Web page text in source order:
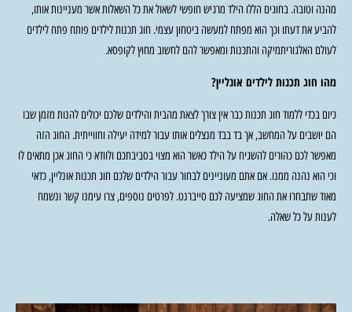
מהנה וטובה. בחוגים הללו הילד מרגיש חופשי לשאול את כל השאלות אשר מעניינות אותו,
להביע את דעתו וכך הוא מפתח למעשה ביטחון עצמי. חוג תכנות לילדים פותח פתח לילדים
לעולם האלגוריתמיקה והתכנות ומאפשר להם לחשוב מחוץ לקופסא.
מהו חוג תכנות לילדים אונליין?
כיום בכדי ללמוד חוג תכנות כבר אין צורך לצאת מהבית והילדים שלכם יכולים להנות מזמן שבו
הם יושבים על המחשב, אך בד בבד מנצלים אותו עבור למידה יעילה וחווייתית. החוג הזה
מאפשר לכם כהורים להשגיח על הילד כאשר הוא מצוי בסביבתכם ולוודא כי החוג אכן מתאים לו
וכי הוא נהנה ממנו. אם אתם מעוניינים לבחור עבור הילדים שלכם חוג תכנות אונליין, כדאי
מאוד שתבחרו את החוג שמציעה לכם סייברנט. לפרטים נוספים, צרו עימנו קשר ונשמח
לענות על כל שאלה.